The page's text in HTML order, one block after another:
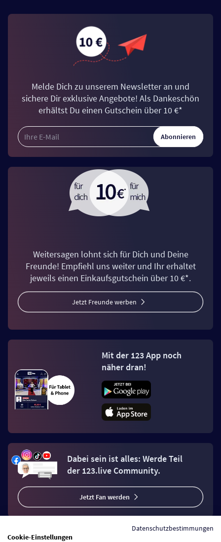
Melde Dich zu unserem Newsletter an und
sichere Dir exklusive Angebote! Als Dankeschön
erhältst Du einen Gutschein über 10 €*
Abonnieren
Weitersagen lohnt sich für Dich und Deine
Freunde! Empfiehl uns weiter und Ihr erhaltet
jeweils einen Einkaufsgutschein über 10 €*.
Jetzt Freunde werben
Mit der 123 App noch
näher dran!
Dabei sein ist alles: Werde Teil
der 123.live Community.
Jetzt Fan werden
Datenschutzbestimmungen
Cookie-Einstellungen